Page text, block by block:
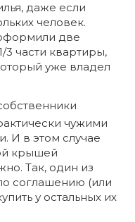
даже если
человек.
две
3 части квартиры,
уже владел
чужими
И в этом случае
крышей
Так, один из
соглашению (или
у остальных их